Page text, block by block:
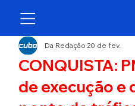
CONQUISTA:
de execução e
Da Redação20 de fev.